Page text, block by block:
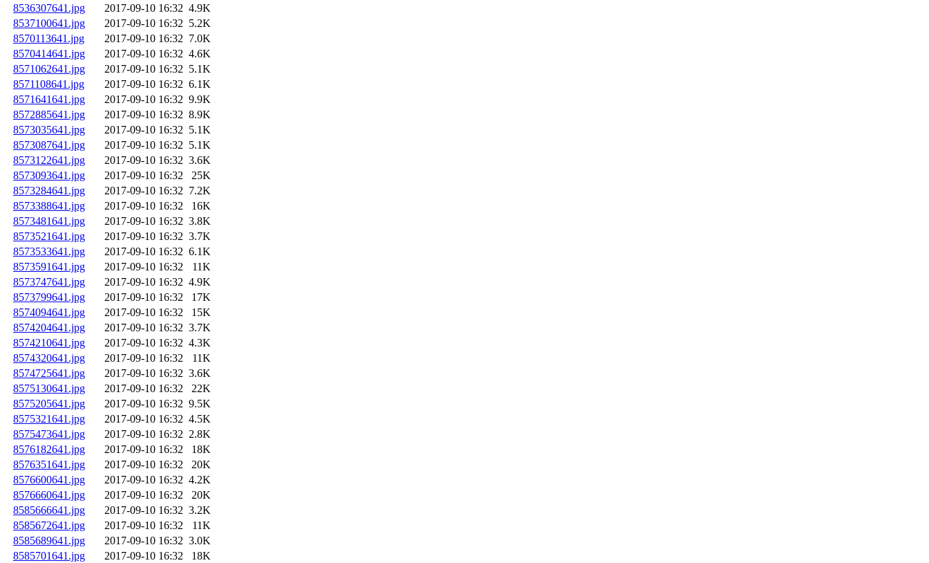
8536307641.jpg
2017-09-10 16:32 4.9K
8537100641.jpg
2017-09-10 16:32 5.2K
8570113641.jpg
2017-09-10 16:32 7.0K
8570414641.jpg
2017-09-10 16:32 4.6K
8571062641.jpg
2017-09-10 16:32 5.1K
8571108641.jpg
2017-09-10 16:32 6.1K
8571641641.jpg
2017-09-10 16:32 9.9K
8572885641.jpg
2017-09-10 16:32 8.9K
8573035641.jpg
2017-09-10 16:32 5.1K
8573087641.jpg
2017-09-10 16:32 5.1K
8573122641.jpg
2017-09-10 16:32 3.6K
8573093641.jpg
2017-09-10 16:32
25K
8573284641.jpg
2017-09-10 16:32 7.2K
8573388641.jpg
2017-09-10 16:32
16K
8573481641.jpg
2017-09-10 16:32 3.8K
8573521641.jpg
2017-09-10 16:32 3.7K
8573533641.jpg
2017-09-10 16:32 6.1K
8573591641.jpg
2017-09-10 16:32
11K
8573747641.jpg
2017-09-10 16:32 4.9K
8573799641.jpg
2017-09-10 16:32
17K
8574094641.jpg
2017-09-10 16:32
15K
8574204641.jpg
2017-09-10 16:32 3.7K
8574210641.jpg
2017-09-10 16:32 4.3K
8574320641.jpg
2017-09-10 16:32
11K
8574725641.jpg
2017-09-10 16:32 3.6K
8575130641.jpg
2017-09-10 16:32
22K
8575205641.jpg
2017-09-10 16:32 9.5K
8575321641.jpg
2017-09-10 16:32 4.5K
8575473641.jpg
2017-09-10 16:32 2.8K
8576182641.jpg
2017-09-10 16:32
18K
8576351641.jpg
2017-09-10 16:32
20K
8576600641.jpg
2017-09-10 16:32 4.2K
8576660641.jpg
2017-09-10 16:32
20K
8585666641.jpg
2017-09-10 16:32 3.2K
8585672641.jpg
2017-09-10 16:32
11K
8585689641.jpg
2017-09-10 16:32 3.0K
8585701641.jpg
2017-09-10 16:32
18K